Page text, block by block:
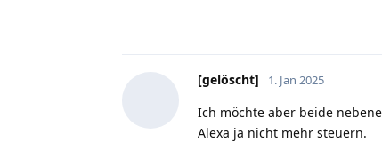
[gelöscht] 1. Jan 2025
Ich möchte aber beide
Alexa ja nicht mehr steuern.